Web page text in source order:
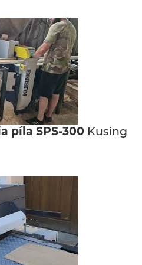
píla SPS-300 Kusing